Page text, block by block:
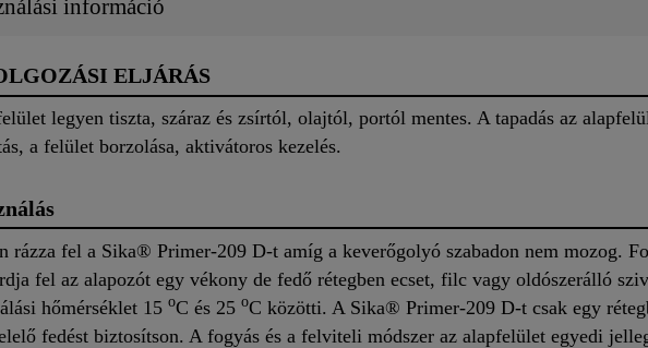
információ
ELJÁRÁS
legyen tiszta, száraz és zsírtól, olajtól, portól mentes. A tapadás az
a felület borzolása, aktivátoros kezelés.
rázza fel a Sika® Primer-209 D-t amíg a keverőgolyó szabadon nem mozog.
fel az alapozót egy vékony de fedő rétegben ecset, filc vagy oldószerálló
hőmérséklet 15 oC és 25 oC közötti. A Sika® Primer-209 D-t csak egy
fedést biztosítson. A fogyás és a felviteli módszer az alapfelület egyedi